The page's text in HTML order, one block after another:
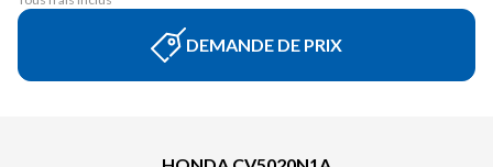
DEMANDE DE PRIX